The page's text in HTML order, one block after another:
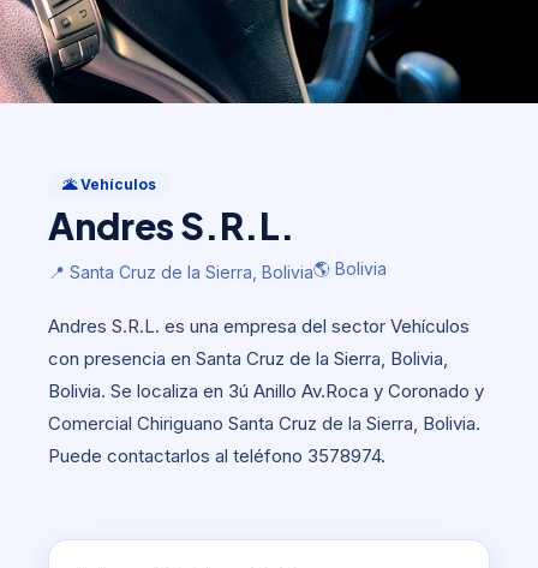
Andres S.R.L.
📍 Santa Cruz de la Sierra, Bolivia
🌋 Vehículos
Andres S.R.L.
📍 Santa Cruz de la Sierra, Bolivia🌎 Bolivia
Andres S.R.L. es una empresa del sector Vehículos
con presencia en Santa Cruz de la Sierra, Bolivia,
Bolivia. Se localiza en 3ú Anillo Av.Roca y Coronado y
Comercial Chiriguano Santa Cruz de la Sierra, Bolivia.
Puede contactarlos al teléfono 3578974.